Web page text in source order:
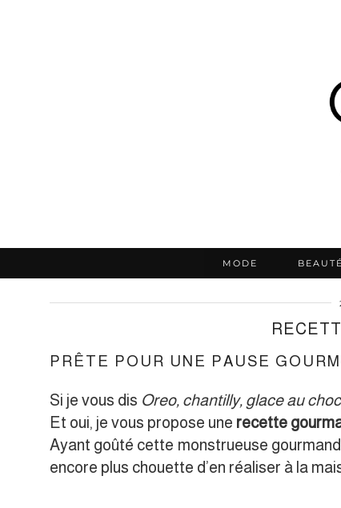
MODE BEAUTÉ
PRÊTE POUR UNE PAUSE
Si je vous dis Oreo, chantilly, glace au
Et oui, je vous propose une recette
Ayant goûté cette monstrueuse
encore plus chouette d’en réaliser à la